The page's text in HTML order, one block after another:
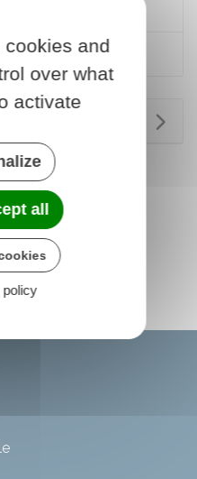
héritiers and
over what
activate
all